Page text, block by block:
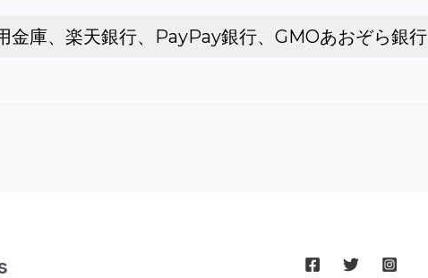
金庫、楽天銀行、PayPay銀行、GMOあおぞら銀行